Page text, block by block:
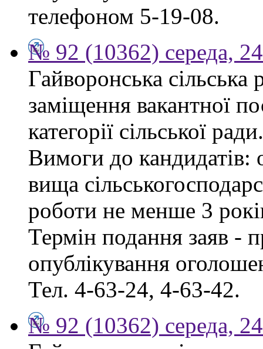
телефоном 5-19-08.
№ 92 (10362) середа,
Гайворонська
заміщення вакантної
категорії сільської ради.
Вимоги до кандидатів:
вища
роботи не менше 3
Термін подання заяв -
опублікування
Тел. 4-63-24, 4-63-42.
№ 92 (10362) середа,